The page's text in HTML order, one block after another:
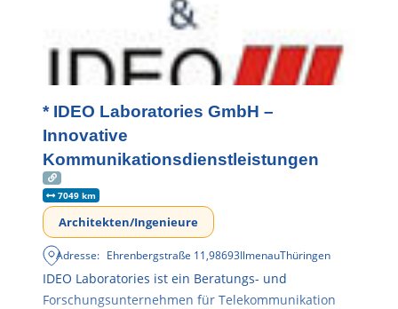
* IDEO Laboratories GmbH –
Innovative
Kommunikationsdienstleistungen
7049 km
Architekten/Ingenieure
Adresse: Ehrenbergstraße 11,98693IlmenauThüringen
IDEO Laboratories ist ein Beratungs- und
Forschungsunternehmen für Telekommunikation